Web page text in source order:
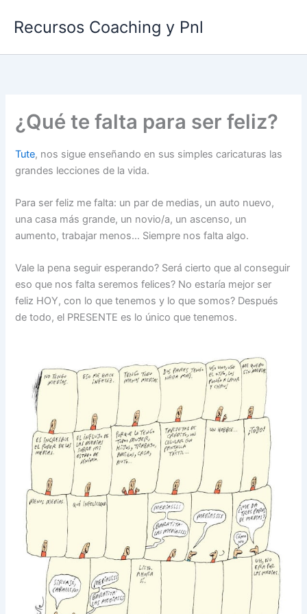
Recursos Coaching y Pnl
¿Qué te falta para ser feliz?
Tute, nos sigue enseñando en sus simples caricaturas las
grandes lecciones de la vida.
Para ser feliz me falta: un par de medias, un auto nuevo,
una casa más grande, un novio/a, un ascenso, un
aumento, trabajar menos… Siempre nos falta algo.
Vale la pena seguir esperando? Será cierto que al conseguir
eso que nos falta seremos felices? No estaría mejor ser
feliz HOY, con lo que tenemos y lo que somos? Después
de todo, el PRESENTE es lo único que tenemos.